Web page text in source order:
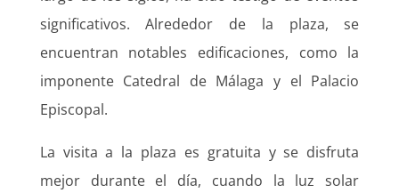
significativos. Alrededor de la plaza, se
encuentran notables edificaciones, como la
imponente Catedral de Málaga y el Palacio
Episcopal.
La visita a la plaza es gratuita y se disfruta
mejor durante el día, cuando la luz solar